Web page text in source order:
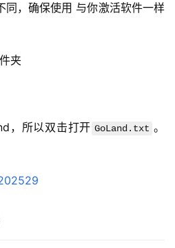
，确保使用 与你激活软件一样
夹
，所以双击打开 GoLand.txt 。